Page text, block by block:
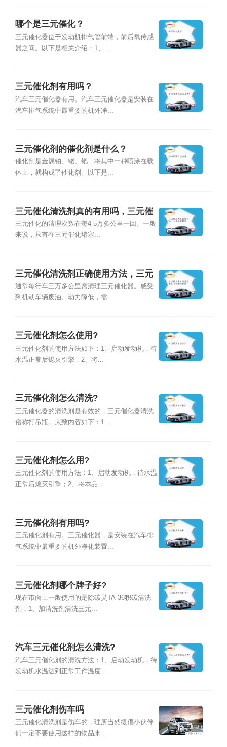
哪个是三元催化？
三元催化器位于发动机排气管前端，前后氧传感
器之间。以下是相关介绍：1、...
三元催化剂有用吗？
汽车三元催化器有用。汽车三元催化器是安装在
汽车排气系统中最重要的机外净...
三元催化剂的催化剂是什么？
催化剂是金属铂、铑、钯，将其中一种喷涂在载
体上，就构成了催化剂。以下是...
三元催化清洗剂真的有用吗，三元催
化清洁剂怎
三元催化的清理次数在每4-5万多公里一回。一般
来说，只有在三元催化堵塞...
三元催化清洗剂正确使用方法，三元
催化清洗剂
通常每行车三万多公里需清理三元催化器。感受
到机动车辆废油、动力降低，需...
三元催化剂怎么使用?
三元催化剂的使用方法如下：1、启动发动机，待
水温正常后熄灭引擎；2、将...
三元催化剂怎么清洗?
三元催化器的清洗剂是有效的，三元催化器清洗
俗称打吊瓶。大致内容如下：1...
三元催化剂怎么用?
三元催化剂的使用方法：1、启动发动机，待水温
正常后熄灭引擎；2、将本品...
三元催化剂有用吗?
三元催化剂有用。三元催化器，是安装在汽车排
气系统中最重要的机外净化装置...
三元催化剂哪个牌子好?
现在市面上一般使用的是除碳灵TA-36积碳清洗
剂：1、加清洗剂清洗三元...
汽车三元催化剂怎么清洗?
汽车三元催化剂的清洗方法：1、启动发动机，待
发动机水温达到正常工作温度...
三元催化剂伤车吗
三元催化清洗剂是伤车的，理所当然提倡小伙伴
们一定不要使用这样的物品来...